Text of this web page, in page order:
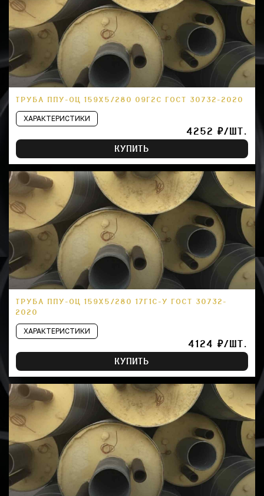
ТРУБА ППУ-ОЦ 159Х5/280 09Г2С ГОСТ 30732-2020
ХАРАКТЕРИСТИКИ
4252 ₽/ШТ.
КУПИТЬ
ТРУБА ППУ-ОЦ 159Х5/280 17Г1С-У ГОСТ 30732-
2020
ХАРАКТЕРИСТИКИ
4124 ₽/ШТ.
КУПИТЬ